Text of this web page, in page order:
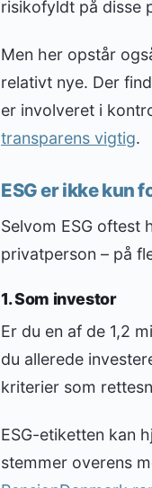
risikofyldt på disse
Men her opstår
relativt nye. Der
er involveret i
transparens vigtig.
ESG er ikke kun
Selvom ESG oftest
privatperson – på
1. Som investor
Er du en af de 1,2
du allerede
kriterier som
ESG-etiketten kan
stemmer overens